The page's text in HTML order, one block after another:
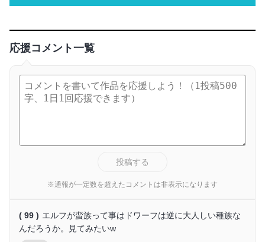
応援コメント一覧
投稿する
※通報が一定数を超えたコメントは非表示になります
( 99 ) エルフが蛮族って事はドワーフは逆に大人しい種族な
んだろうか。見てみたいw